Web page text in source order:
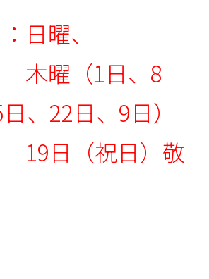
日曜、
（1日、8
、22日、9日）
19日（祝日）敬